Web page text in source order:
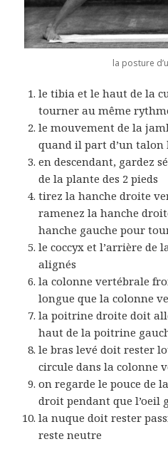
la posture
le tibia et le haut de la
tourner au même
le mouvement de la
quand il part d’un talon
en descendant, gardez
de la plante des 2 pieds
tirez la hanche droite
ramenez la hanche
hanche gauche pour
le coccyx et l’arrière de
alignés
la colonne vertébrale
longue que la colonne
la poitrine droite doit
haut de la poitrine
le bras levé doit rester
circule dans la colonne
on regarde le pouce de
droit pendant que l’oeil
la nuque doit rester
reste neutre